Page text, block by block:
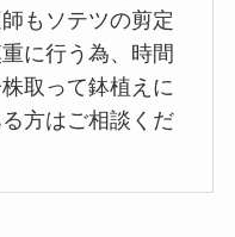
もソテツの剪定
に行う為、時間
取って鉢植えに
方はご相談くだ